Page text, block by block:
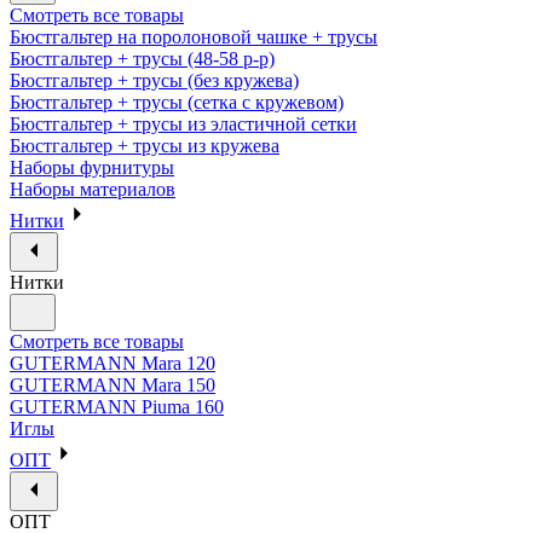
Смотреть все товары
Бюстгальтер на поролоновой чашке + трусы
Бюстгальтер + трусы (48-58 р-р)
Бюстгальтер + трусы (без кружева)
Бюстгальтер + трусы (сетка с кружевом)
Бюстгальтер + трусы из эластичной сетки
Бюстгальтер + трусы из кружева
Наборы фурнитуры
Наборы материалов
Нитки
Нитки
Смотреть все товары
GUTERMANN Mara 120
GUTERMANN Mara 150
GUTERMANN Piuma 160
Иглы
ОПТ
ОПТ